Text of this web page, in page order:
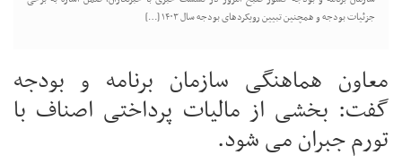
جزئیات بودجه و همچنین تبیین رویکردهای بودجه سال ۱۴۰۳ […]
معاون هماهنگی سازمان برنامه و بودجه
گفت: بخشی از مالیات پرداختی اصناف با
تورم جبران می شود.